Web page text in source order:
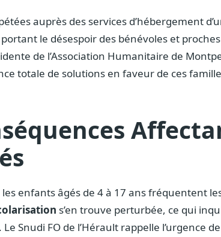
auprès des services d’hébergement
le désespoir des bénévoles et
de l’Association Humanitaire de
totale de solutions en faveur de ces
enfants âgés de 4 à 17 ans fréquentent
s’en trouve perturbée, ce qui
Snudi FO de l’Hérault rappelle l’urgence